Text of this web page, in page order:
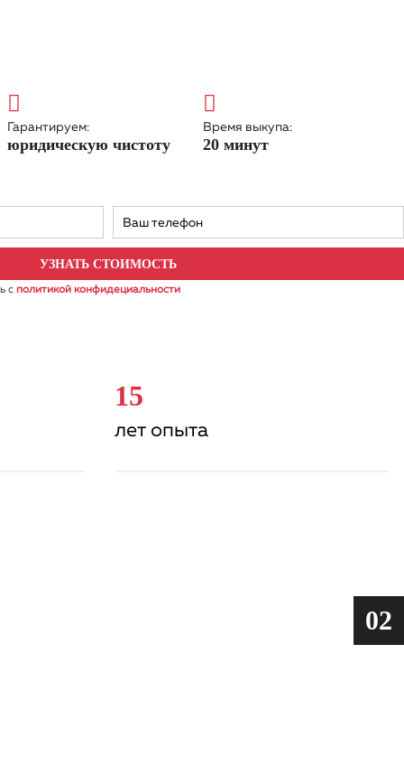
Гарантируем:
юридическую чистоту
Время выкупа:
20 минут
с политикой конфидециальности
15
лет опыта
02